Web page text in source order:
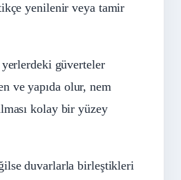
yenilenir veya tamir
yerlerdeki güverteler
ve yapıda olur, nem
kolay bir yüzey
duvarlarla birleştikleri